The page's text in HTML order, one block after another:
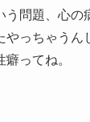
う問題、心の
っちゃうん
ってね。